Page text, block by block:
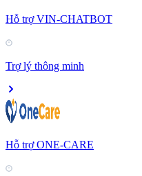
Hỗ trợ VIN-CHATBOT
Trợ lý thông minh
Hỗ trợ ONE-CARE